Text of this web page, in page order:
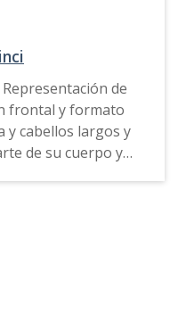
sus alas
manos una
alas del querubín
alto y bajo relieve
de
frontal y formato
y cabellos largos y
de su cuerpo y